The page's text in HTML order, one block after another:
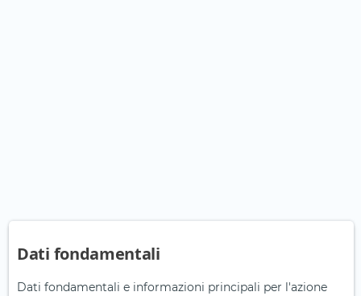
Dati fondamentali
Dati fondamentali e informazioni principali per l'azione